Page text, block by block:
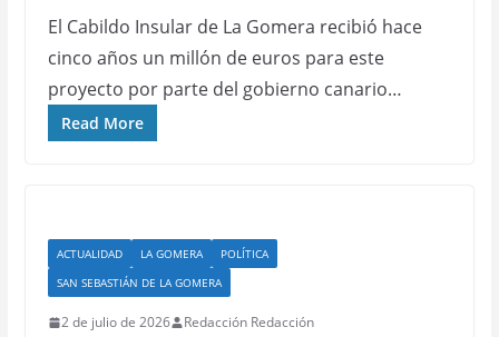
El Cabildo Insular de La Gomera recibió hace
cinco años un millón de euros para este
proyecto por parte del gobierno canario…
Read More
ACTUALIDAD LA GOMERA
POLÍTICA
SAN SEBASTIÁN DE LA GOMERA
2 de julio de 2026 Redacción Redacción